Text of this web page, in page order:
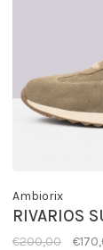
Ambiorix
RIVARIOS
€200,00